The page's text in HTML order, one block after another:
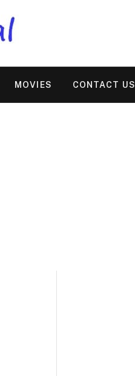
MOVIES CONTACT US